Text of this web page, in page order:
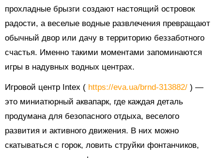
прохладные брызги создают настоящий островок
радости, а веселые водные развлечения превращают
обычный двор или дачу в территорию беззаботного
счастья. Именно такими моментами запоминаются
игры в надувных водных центрах.
Игровой центр Intex ( https://eva.ua/brnd-313882/ ) —
это миниатюрный аквапарк, где каждая деталь
продумана для безопасного отдыха, веселого
развития и активного движения. В них можно
скатываться с горок, ловить струйки фонтанчиков,